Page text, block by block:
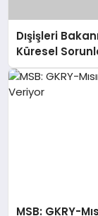
Dışişleri
Küresel
MSB: GKRY-